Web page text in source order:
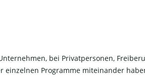
bei Privatpersonen,
einzelnen Programme miteinander